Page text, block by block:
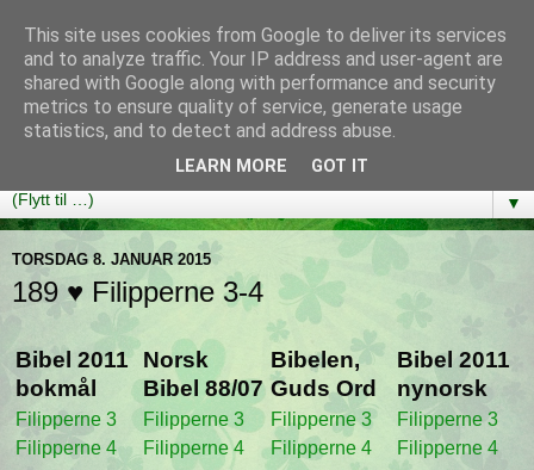
Bibelutfordringen
En bibelleseplan som hjelper deg med å lese gjennom hele
Bibelen på ett år!
▼
TORSDAG 8. JANUAR 2015
189 ♥ Filipperne 3-4
Bibel 2011
bokmål
Norsk
Bibel 88/07
Bibelen,
Guds Ord
Bibel 2011
nynorsk
Filipperne 3 Filipperne 3 Filipperne 3
Filipperne 3
Filipperne 4
Filipperne 4 Filipperne 4 Filipperne 4
This site uses cookies from Google to deliver its services
and to analyze traffic. Your IP address and user-agent are
shared with Google along with performance and security
metrics to ensure quality of service, generate usage
statistics, and to detect and address abuse.
LEARN MORE GOT IT